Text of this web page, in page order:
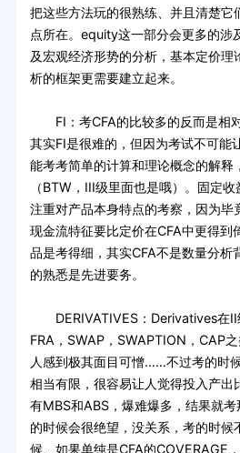
把这些方法玩的很熟练、并且清楚它
点所在。equity这一部分会更多的涉
及宏观经济形势的分析，基本定价理
析的框架更需要建立起来。
FI：考CFA的比较多的反而是相
其实FI是很难的，但因为考试不可能
能考考简单的计算和理论概念的解释
（BTW，III级里面也是哦）。固定
注重对产品本身特点的考察，因为毕
现金流特征要比定价在CFA中更得到
品是考得细，其实CFA不是数量分析
的熟悉是先进要务。
DERIVATIVES：Derivatives在II
FRA，SWAP，SWAPTION，CAP
人感到极其面目可憎……不过考的时
相当有限，很容易让人觉得投入产
有MBS和ABS，爆难爆多，结果就
的时候会很绝望，没关系，考的时候
候、如果单纯是CFA的COVERAGE